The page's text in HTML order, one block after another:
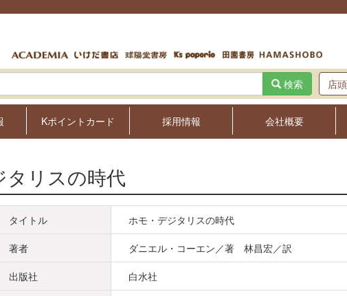
検索 店
Kポイントカード 採用情報 会社概要
タリスの時代
タイトル ホモ・デジタリスの時代
著者 ダニエル・コーエン／著 林昌宏／訳
出版社 白水社